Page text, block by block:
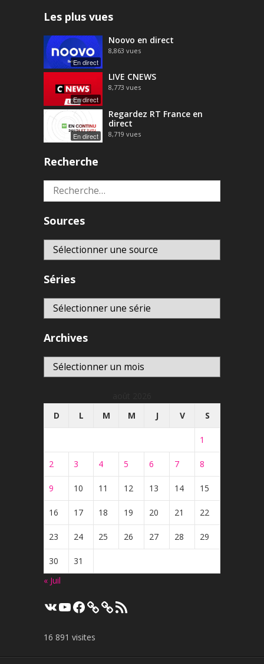
Les plus vues
En direct
Noovo en direct
8,863 vues
En direct
LIVE CNEWS
8,773 vues
En direct
Regardez RT France en
direct
8,719 vues
Recherche
Rechercher :
Sources
Séries
Archives
Archives
D
L M M J V S
1
2 3 4 5 6 7 8
9 10 11 12 13 14 15
16 17 18 19 20 21 22
23 24 25 26 27 28 29
30
31
« Juil
VK YouTube
Facebook Flux
RSS
16 891 visites